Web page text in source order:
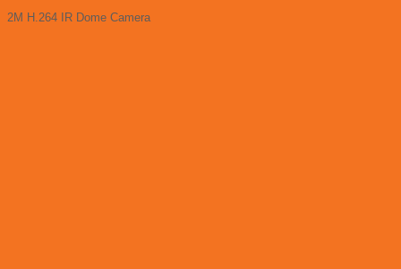
2M H.264 IR Dome Camera